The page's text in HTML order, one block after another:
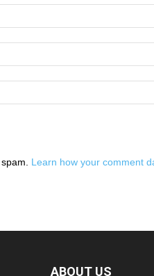
Learn how your comment
ABOUT US